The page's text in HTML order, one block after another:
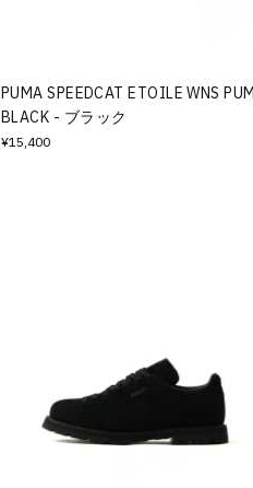
PUMA SPEEDCAT ETOILE WNS
BLACK - ブラック
¥15,400